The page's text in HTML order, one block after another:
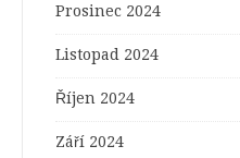
Prosinec 2024
Listopad 2024
Říjen 2024
Září 2024